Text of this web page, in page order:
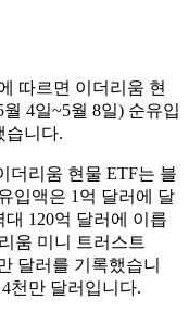
따르면 이더리움 현
4일~5월 8일) 순유입
습니다.
더리움 현물 ETF는 블
입액은 1억 달러에 달
120억 달러에 이릅
움 미니 트러스트
달러를 기록했습니
천만 달러입니다.